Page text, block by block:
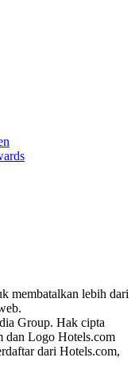
membatalkan lebih dari
Group. Hak cipta
dan Logo Hotels.com
dari Hotels.com,